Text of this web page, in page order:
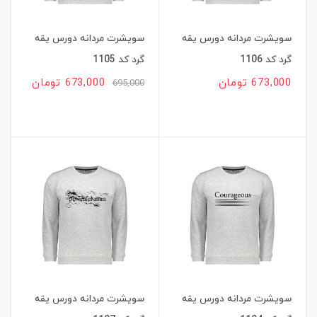
سویشرت مردانه دورس یقه
گرد کد 1106
673,000 تومان
سویشرت مردانه دورس یقه
گرد کد 1105
695,000 673,000 تومان
سویشرت مردانه دورس یقه
سویشرت مردانه دورس یقه